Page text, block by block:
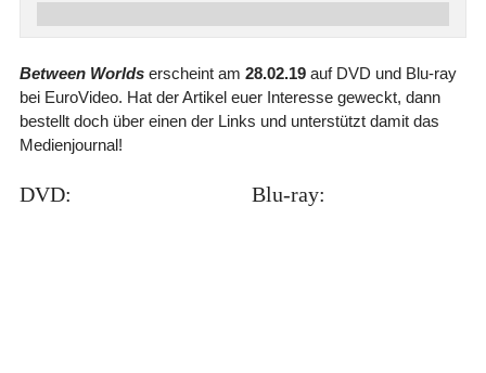
Between Worldserscheint am 28.02.19auf DVD und Blu-ray
bei EuroVideo. Hat der Artikel euer Interesse geweckt, dann
bestellt doch über einen der Links und unterstützt damit das
Medienjournal!
DVD: Blu-ray: